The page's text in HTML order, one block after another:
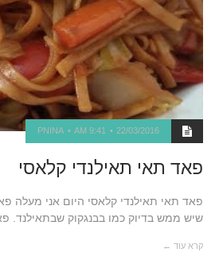
22/03/2016
9:41 AM
PNINA
פאד תאי תאילנדי קלאסי
פאד תאי תאילנדי קלאסי היום אני מעלה
שיש ממש בדיוק כמו בבנגקוק שבתאילנד.
קרא עוד ←